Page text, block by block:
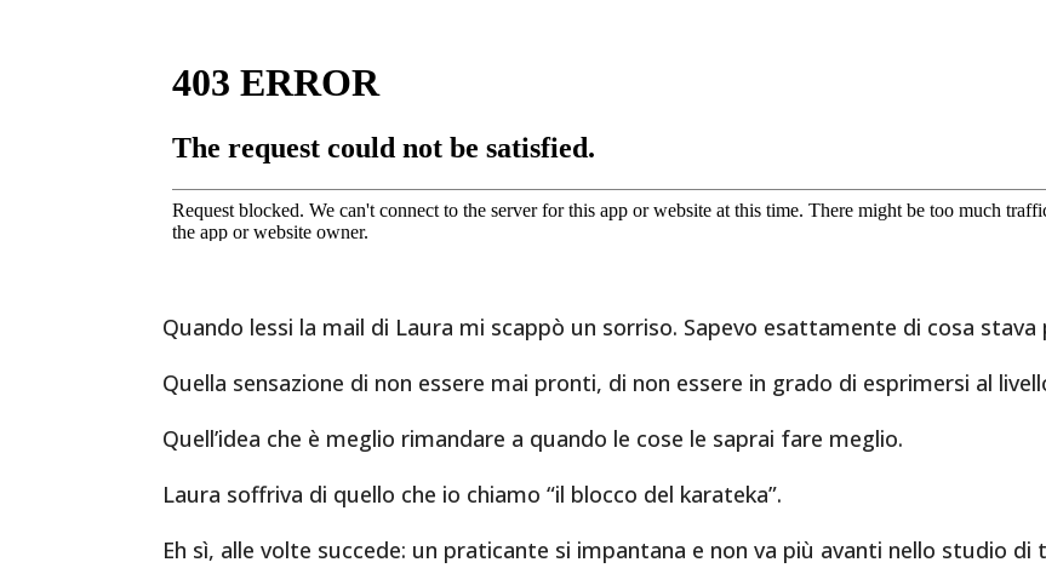
Quando lessi la mail di Laura mi scappò un sorriso. Sapevo esattamente di cosa stava
Quella sensazione di non essere mai pronti, di non essere in grado di esprimersi al
Quell’idea che è meglio rimandare a quando le cose le saprai fare meglio.
Laura soffriva di quello che io chiamo “il blocco del karateka”.
Eh sì, alle volte succede: un praticante si impantana e non va più avanti nello studio di